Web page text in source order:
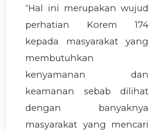
“Hal ini merupakan wujud
perhatian Korem 174
kepada masyarakat yang
membutuhkan
kenyamanan dan
keamanan sebab dilihat
dengan banyaknya
masyarakat yang mencari